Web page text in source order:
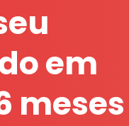
em
meses